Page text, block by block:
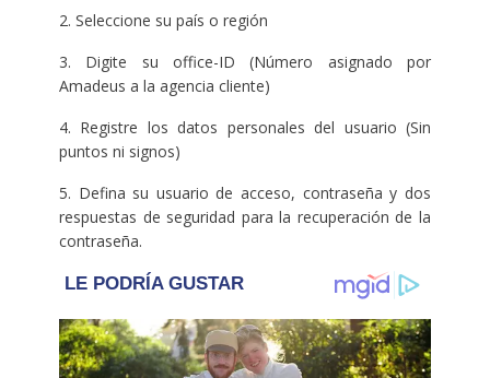
2. Seleccione su país o región
3. Digite su office-ID (Número asignado por
Amadeus a la agencia cliente)
4. Registre los datos personales del usuario (Sin
puntos ni signos)
5. Defina su usuario de acceso, contraseña y dos
respuestas de seguridad para la recuperación de la
contraseña.